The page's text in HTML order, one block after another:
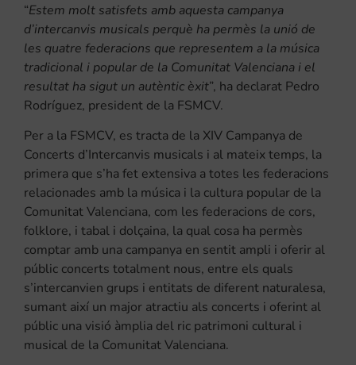
“Estem molt satisfets amb aquesta campanya
d’intercanvis musicals perquè ha permès la unió de
les quatre federacions que representem a la música
tradicional i popular de la Comunitat Valenciana i el
resultat ha sigut un autèntic èxit”, ha declarat Pedro
Rodríguez, president de la FSMCV.
Per a la FSMCV, es tracta de la XIV Campanya de
Concerts d’Intercanvis musicals i al mateix temps, la
primera que s’ha fet extensiva a totes les federacions
relacionades amb la música i la cultura popular de la
Comunitat Valenciana, com les federacions de cors,
folklore, i tabal i dolçaina, la qual cosa ha permès
comptar amb una campanya en sentit ampli i oferir al
públic concerts totalment nous, entre els quals
s’intercanvien grups i entitats de diferent naturalesa,
sumant així un major atractiu als concerts i oferint al
públic una visió àmplia del ric patrimoni cultural i
musical de la Comunitat Valenciana.